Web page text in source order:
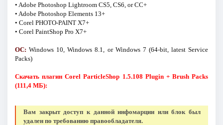
• Adobe Photoshop Lightroom CS5, CS6, or CC+
• Adobe Photoshop Elements 13+
• Corel PHOTO-PAINT X7+
• Corel PaintShop Pro X7+
ОС: Windows 10, Windows 8.1, or Windows 7 (64-bit, latest Service
Packs)
Скачать плагин Corel ParticleShop 1.5.108 Plugin + Brush Packs
(111,4 МБ):
Вам закрыт доступ к данной инфомарции или блок был
удален по требованию правообладателя.